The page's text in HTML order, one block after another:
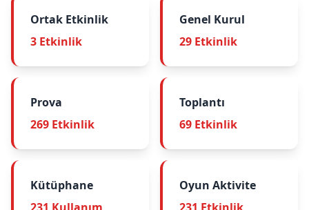
Ortak Etkinlik
3 Etkinlik
Genel Kurul
29 Etkinlik
Prova
269 Etkinlik
Toplantı
69 Etkinlik
Kütüphane
Oyun Aktivite